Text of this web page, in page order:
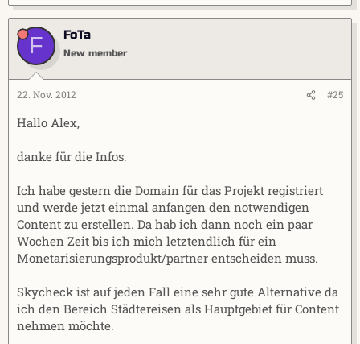
F FoTa
New member
22. Nov. 2012 #25
Hallo Alex,
danke für die Infos.
Ich habe gestern die Domain für das Projekt registriert
und werde jetzt einmal anfangen den notwendigen
Content zu erstellen. Da hab ich dann noch ein paar
Wochen Zeit bis ich mich letztendlich für ein
Monetarisierungsprodukt/partner entscheiden muss.
Skycheck ist auf jeden Fall eine sehr gute Alternative da
ich den Bereich Städtereisen als Hauptgebiet für Content
nehmen möchte.